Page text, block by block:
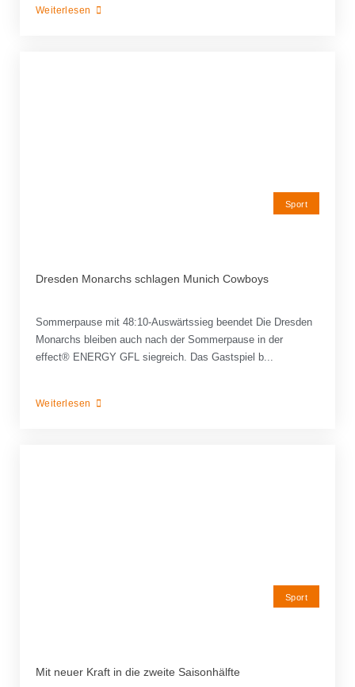
Weiterlesen
Sport
Dresden Monarchs schlagen Munich Cowboys
Sommerpause mit 48:10-Auswärtssieg beendet Die Dresden
Monarchs bleiben auch nach der Sommerpause in der
effect® ENERGY GFL siegreich. Das Gastspiel b...
Weiterlesen
Sport
Mit neuer Kraft in die zweite Saisonhälfte